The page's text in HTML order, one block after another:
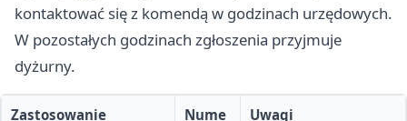
kontaktować się z komendą w godzinach urzędowych.
W pozostałych godzinach zgłoszenia przyjmuje
dyżurny.
Zastosowanie
Nume
Uwagi